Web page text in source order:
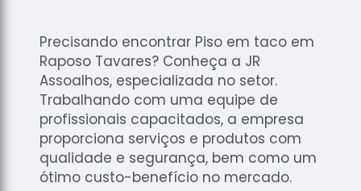
Raspagem
de Tacos
de
Madeiras
Raspagens
de Pisos
Tacos de
Precisando encontrar Piso em taco em
Raposo Tavares? Conheça a JR
Assoalhos, especializada no setor.
Trabalhando com uma equipe de
profissionais capacitados, a empresa
proporciona serviços e produtos com
qualidade e segurança, bem como um
ótimo custo-benefício no mercado.